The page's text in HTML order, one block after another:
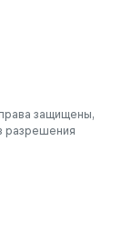
защищены,
разрешения